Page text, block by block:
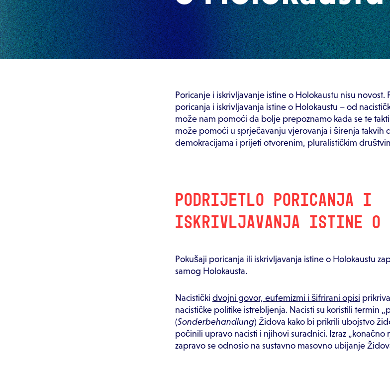
Poricanje i iskrivljavanje istine o Holokaustu nisu novost.
poricanja i iskrivljavanja istine o Holokaustu – od
može nam pomoći da bolje prepoznamo kada se te
može pomoći u sprječavanju vjerovanja i širenja takvih
demokracijama i prijeti otvorenim, pluralističkim
PODRIJETLO PORICANJA I
ISKRIVLJAVANJA ISTINE O
Pokušaji poricanja ili iskrivljavanja istine o Holokaustu
samog Holokausta.
Nacistički dvojni govor, eufemizmi i šifrirani opisi
nacističke politike istrebljenja. Nacisti su koristili termin
(Sonderbehandlung) Židova kako bi prikrili ubojstvo
počinili upravo nacisti i njihovi suradnici. Izraz „konačno
zapravo se odnosio na sustavno masovno ubijanje